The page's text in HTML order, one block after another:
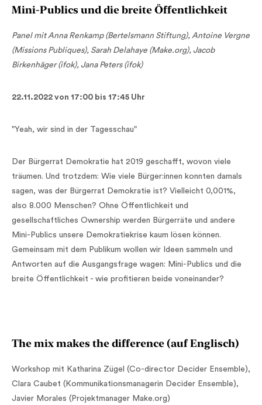
Mini-Publics und die breite Öffentlichkeit
Panel mit Anna Renkamp (Bertelsmann Stiftung), Antoine Vergne
(Missions Publiques), Sarah Delahaye (Make.org), Jacob
Birkenhäger (ifok), Jana Peters (ifok)
22.11.2022 von 17:00 bis 17:45 Uhr
"Yeah, wir sind in der Tagesschau"
Der Bürgerrat Demokratie hat 2019 geschafft, wovon viele
träumen. Und trotzdem: Wie viele Bürger:innen konnten damals
sagen, was der Bürgerrat Demokratie ist? Vielleicht 0,001%,
also 8.000 Menschen? Ohne Öffentlichkeit und
gesellschaftliches Ownership werden Bürgerräte und andere
Mini-Publics unsere Demokratiekrise kaum lösen können.
Gemeinsam mit dem Publikum wollen wir Ideen sammeln und
Antworten auf die Ausgangsfrage wagen: Mini-Publics und die
breite Öffentlichkeit - wie profitieren beide voneinander?
The mix makes the difference (auf Englisch)
Workshop mit Katharina Zügel (Co-director Decider Ensemble),
Clara Caubet (Kommunikationsmanagerin Decider Ensemble),
Javier Morales (Projektmanager Make.org)